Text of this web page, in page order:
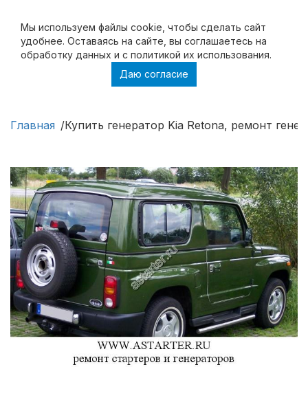
Мы используем файлы cookie, чтобы cделать сайт
удобнее. Оставаясь на сайте, вы соглашаетесь на
обработку данных и с политикой их использования.
Даю согласие
Купить генератор Kia Retona, ремонт
Главная Купить генератор Kia Retona, ремонт